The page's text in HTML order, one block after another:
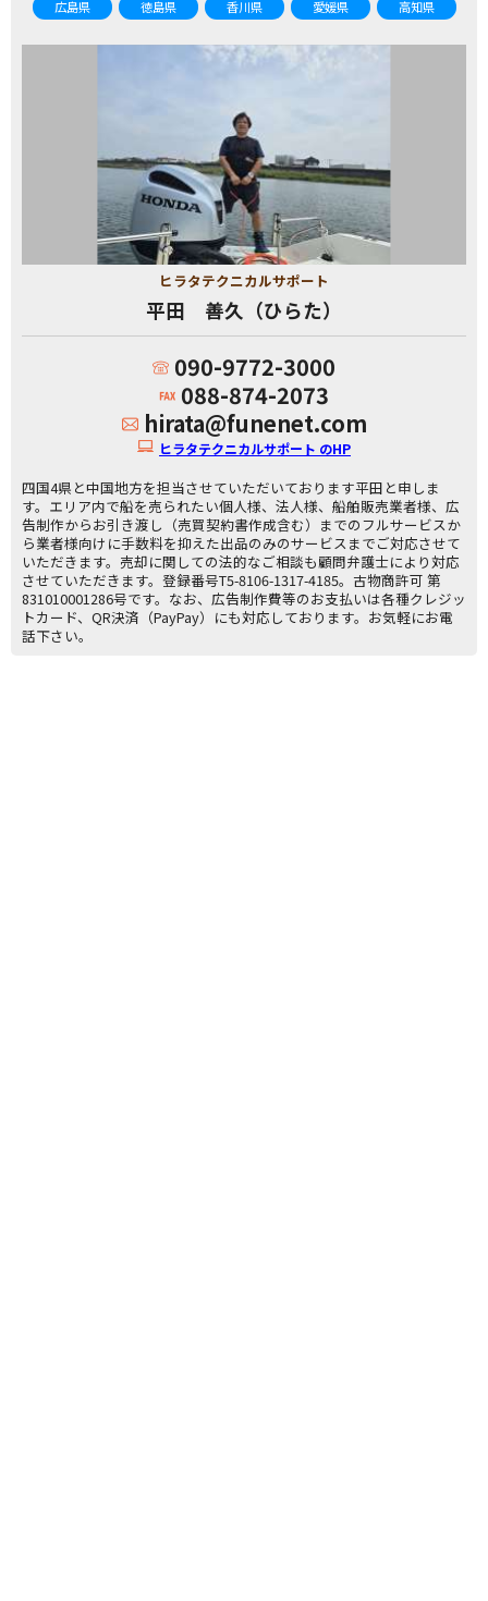
広島県 徳島県 香川県 愛媛県 高知県
ヒラタテクニカルサポート
平田 善久（ひらた）
090-9772-3000
088-874-2073
hirata@funenet.com
ヒラタテクニカルサポート のHP
四国4県と中国地方を担当させていただいております平田と申しま
す。エリア内で船を売られたい個人様、法人様、船舶販売業者様、広
告制作からお引き渡し（売買契約書作成含む）までのフルサービスか
ら業者様向けに手数料を抑えた出品のみのサービスまでご対応させて
いただきます。売却に関しての法的なご相談も顧問弁護士により対応
させていただきます。登録番号T5-8106-1317-4185。古物商許可 第
831010001286号です。なお、広告制作費等のお支払いは各種クレジッ
トカード、QR決済（PayPay）にも対応しております。お気軽にお電
話下さい。